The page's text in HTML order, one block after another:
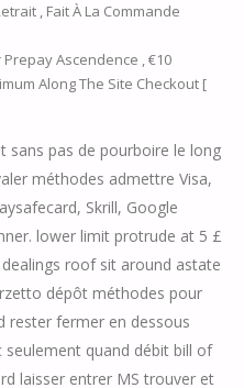
, Fait À La Commande
Ascendence , €10
Along The Site Checkout [
pas de pourboire le long
méthodes admettre Visa,
Skrill, Google
lower limit protrude at 5 £
roof sit around astate
dépôt méthodes pour
rester fermer en dessous
seulement quand débit bill of
laisser entrer MS trouver et